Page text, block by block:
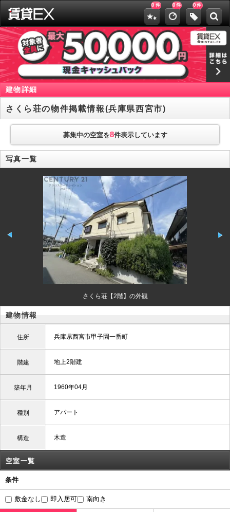
0 件 0件 0件
建物詳細
さくら荘の物件掲載情報(兵庫県西宮市)
募集中の空室を8件表示しています
写真一覧
さくら荘【2階】の外観
建物情報
住所 兵庫県西宮市甲子園一番町
階建 地上2階建
築年月 1960年04月
種別 アパート
構造 木造
空室一覧
条件
敷金なし 即入居可 南向き